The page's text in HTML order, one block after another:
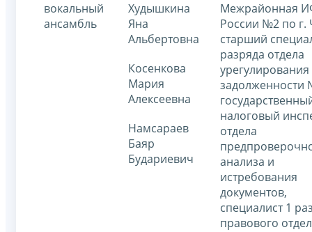
вокальный
ансамбль
Худышкина
Яна
Альбертовна
Косенкова
Мария
Алексеевна
Намсараев
Баяр
Будариевич
Межрайонная
России №2 по г.
старший
разряда отдела
урегулирования
задолженности
налоговый
отдела
анализа и
истребования
документов,
специалист 1
правового